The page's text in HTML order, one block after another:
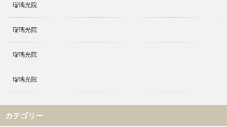
瑠璃光院
瑠璃光院
瑠璃光院
瑠璃光院
カテゴリー